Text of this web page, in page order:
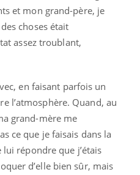
et mon grand-père, je
choses était
assez troublant,
en faisant parfois un
l’atmosphère. Quand, au
grand-mère me
ce que je faisais dans la
répondre que j’étais
d’elle bien sûr, mais